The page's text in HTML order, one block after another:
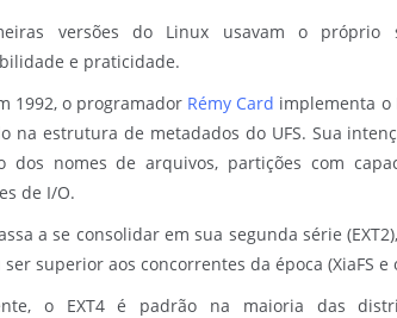
versões do Linux usavam o
e praticidade.
1992, o programador Rémy Card implementa o
na estrutura de metadados do UFS. Sua
dos nomes de arquivos, partições com
de I/O.
a se consolidar em sua segunda série
superior aos concorrentes da época (XiaFS e
o EXT4 é padrão na maioria das